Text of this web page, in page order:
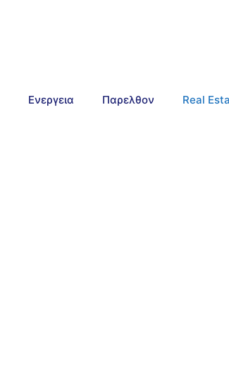
Ενεργεια Παρελθον Real